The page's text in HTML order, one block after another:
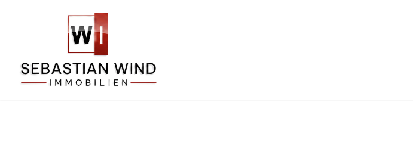
Zum Fuß springen